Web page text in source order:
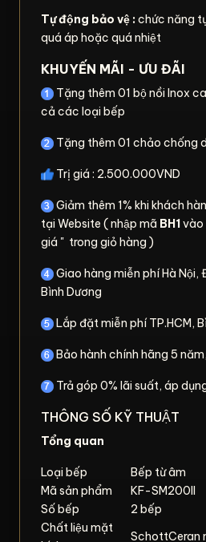
Tự động bảo vệ :chức năng
quá áp hoặc quá nhiệt
KHUYẾN MÃI - ƯU ĐÃI
Tặng thêm 01 bộ nồi Inox
cả các loại bếp
Tặng thêm 01 chảo chống
Trị giá : 2.500.000VND
Giảm thêm 1% khi khách
tại Website ( nhập mã BH1vào
giá " trong giỏ hàng )
Giao hàng miễn phí Hà Nội,
Bình Dương
Lắp đặt miễn phí TP.HCM,
Bảo hành chính hãng 5
Trả góp 0% lãi suất, áp
THÔNG SỐ KỸ THUẬT
Tổng quan
Loại bếp
Bếp từ âm
Mã sản phẩm
KF-SM200II
Số bếp
2 bếp
Chất liệu mặt
SchottCeran